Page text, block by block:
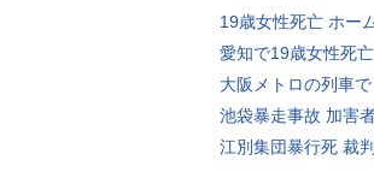
19歳女性死亡 ホー
愛知で19歳女性死
大阪メトロの列車で
池袋暴走事故 加害
江別集団暴行死 裁